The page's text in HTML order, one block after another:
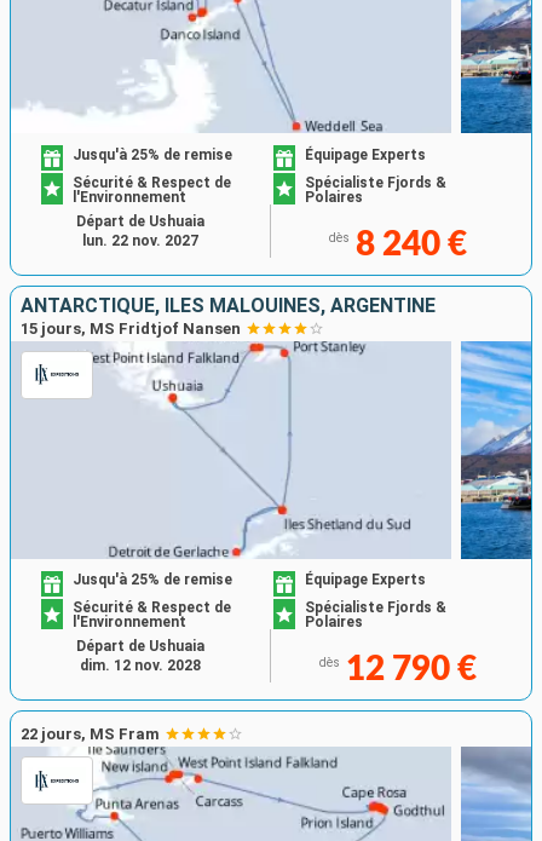
Jusqu'à 25% de remise
Équipage Experts
Sécurité & Respect de
l'Environnement
Spécialiste Fjords &
Polaires
dès 8 240 €
Départ de Ushuaia
lun. 22 nov. 2027
ANTARCTIQUE, ÎLES MALOUINES, ARGENTINE
15 jours, MS Fridtjof Nansen
Jusqu'à 25% de remise
Équipage Experts
Sécurité & Respect de
l'Environnement
Spécialiste Fjords &
Polaires
dès 12 790 €
Départ de Ushuaia
dim. 12 nov. 2028
22 jours, MS Fram